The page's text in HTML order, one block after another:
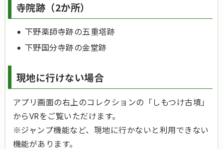
寺院跡（2か所）
下野薬師寺跡の五重塔跡
下野国分寺跡の金堂跡
現地に行けない場合
アプリ画面の右上のコレクションの「しもつけ古墳」
からVRをご覧いただけます。
※ジャンプ機能など、現地に行かないと利用できない
機能があります。